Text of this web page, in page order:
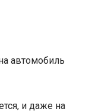
автомобиль
и даже на